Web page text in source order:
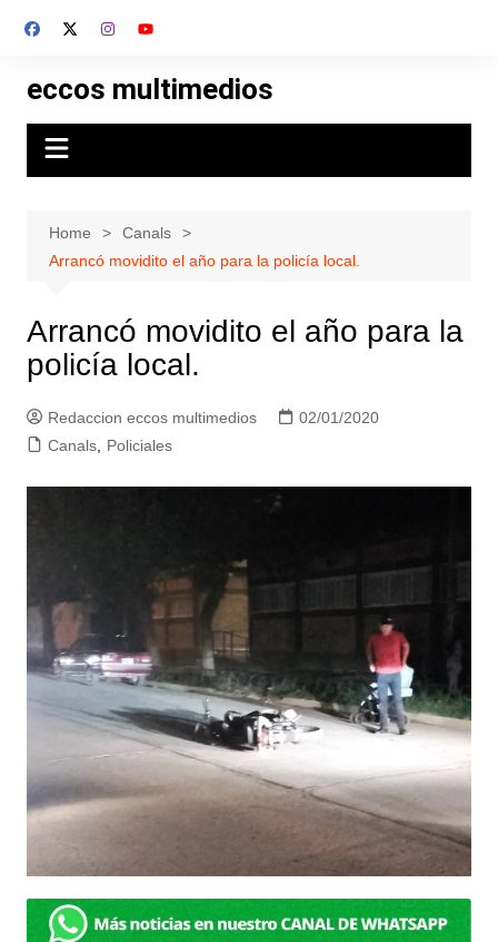
eccos multimedios
Home
Canals
Arrancó movidito el año para la policía local.
Arrancó movidito el año para la
policía local.
Redaccion eccos multimedios
02/01/2020
Canals, Policiales